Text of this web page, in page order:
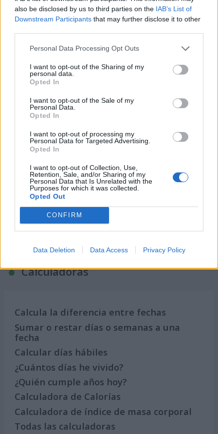
also be disclosed by us to third parties on the IAB’s List of
Downstream Participants that may further disclose it to other
Personal Data Processing Opt Outs
I want to opt-out of the Sharing of my
personal data.
Opted In
I want to opt-out of the Sale of my
Personal Data.
Opted In
I want to opt-out of processing my
Personal Data for Targeted Advertising.
Opted In
I want to opt-out of Collection, Use,
Retention, Sale, and/or Sharing of my
Personal Data that Is Unrelated with the
Purposes for which it was collected.
Opted Out
CONFIRM
Data Deletion Data Access Privacy Policy
Los mejores canales de Youtube según
nuestra audiencia. ¡Participa!
quieras
¿Qué día crearías tu?
Calendarios
Calendario Laboral por municipios
Calendario Laboral (España) 2026
Calendario Astronómico de 2026
Calendario Lunar
Calendario de Días Internacionales de
2027
Calculadoras
Calcula la diferencia entre fechas
Sumar o restar días o semanas a una
fecha
Calcular días hábiles
¿Cuántos días he vivido?
¿Quién cumple años hoy?
Calculadora de Calorías
Calculadora de índice de masa corporal
Todas las calculadoras